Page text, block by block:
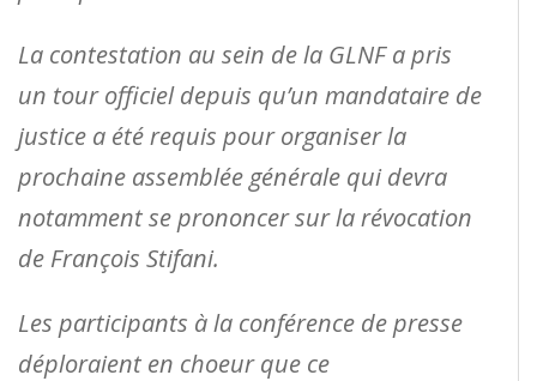
La contestation au sein de la GLNF a pris
un tour officiel depuis qu’un mandataire de
justice a été requis pour organiser la
prochaine assemblée générale qui devra
notamment se prononcer sur la révocation
de François Stifani.
Les participants à la conférence de presse
déploraient en choeur que ce